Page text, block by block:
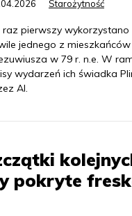
Starożytność
raz pierwszy
jednego z
w 79 r. n.e. W
wydarzeń ich świadka
AI.
pokryte